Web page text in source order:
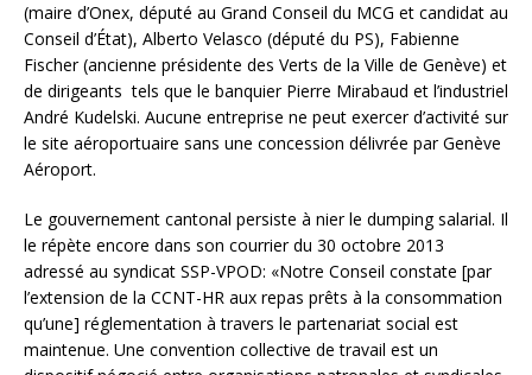
(maire d’Onex, député au Grand Conseil du MCG et candidat au
Conseil d’État), Alberto Velasco (député du PS), Fabienne
Fischer (ancienne présidente des Verts de la Ville de Genève) et
de dirigeants tels que le banquier Pierre Mirabaud et l’industriel
André Kudelski. Aucune entreprise ne peut exercer d’activité sur
le site aéroportuaire sans une concession délivrée par Genève
Aéroport.
Le gouvernement cantonal persiste à nier le dumping salarial. Il
le répète encore dans son courrier du 30 octobre 2013
adressé au syndicat SSP-VPOD: «Notre Conseil constate [par
l’extension de la CCNT-HR aux repas prêts à la consommation
qu’une] réglementation à travers le partenariat social est
maintenue. Une convention collective de travail est un